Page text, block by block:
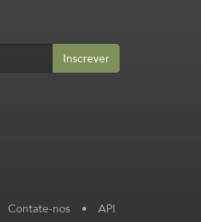
Inscrever
Contate-nos • API